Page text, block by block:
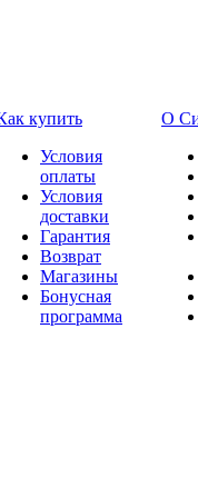
купить
Условия
оплаты
Условия
доставки
Гарантия
Возврат
Магазины
Бонусная
программа
О